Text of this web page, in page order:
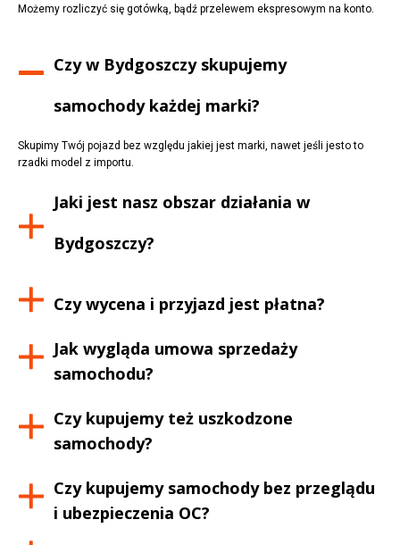
Możemy rozliczyć się gotówką, bądź przelewem ekspresowym na konto.
Czy w Bydgoszczyskupujemy
samochody każdej marki?
Skupimy Twój pojazd bez względu jakiej jest marki, nawet jeśli jesto to
rzadki model z importu.
Jaki jest nasz obszar działania w
Bydgoszczy?
Czy wycena i przyjazd jest płatna?
Jak wygląda umowa sprzedaży
samochodu?
Czy kupujemy też uszkodzone
samochody?
Czy kupujemy samochody bez przeglądu
i ubezpieczenia OC?